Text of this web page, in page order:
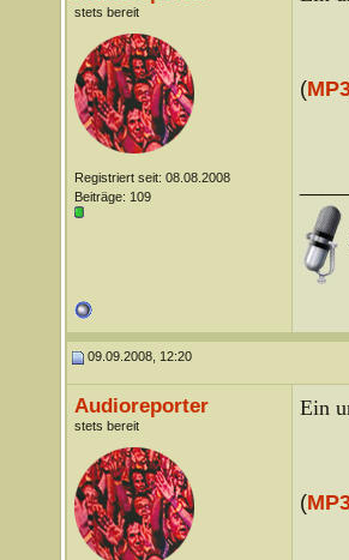
stets bereit
Registriert seit: 08.08.2008
Beiträge: 109
(
09.09.2008, 12:20
Audioreporter
stets bereit
Ein
(